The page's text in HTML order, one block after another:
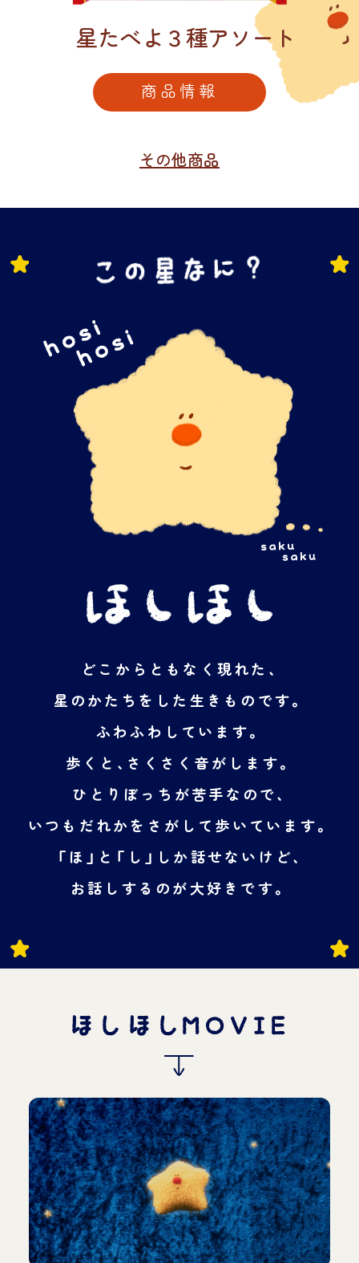
星たべよ３種アソート
商品情報
その他商品
この星なに？
どこからともなく現れた、
星のかたちをした生きものです。
ふわふわしています。
歩くと、さくさく音がします。
ひとりぼっちが苦手なので、
いつもだれかをさがして歩いています。
「ほ」と「し」しか話せないけど、
お話しするのが大好きです。
ほしほしMOVIE